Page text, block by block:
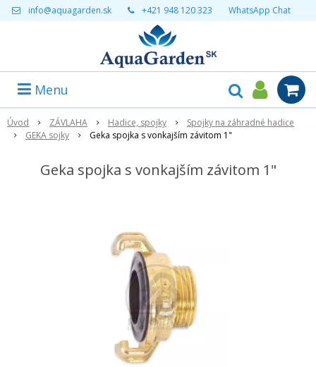
info@aquagarden.sk +421 948 120 323 WhatsApp Chat
Menu
Úvod ZÁVLAHA Hadice, spojky
Spojky na záhradné hadice
GEKA sojky
Geka spojka s vonkajším závitom 1"
Geka spojka s vonkajším závitom 1"